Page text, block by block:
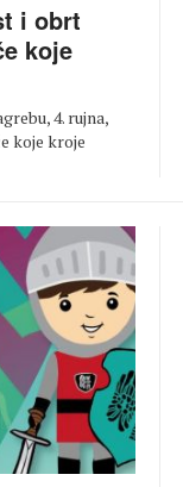
i obrt
koje
4. rujna,
koje kroje